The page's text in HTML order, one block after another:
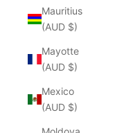
Mauritius
(AUD $)
Mayotte
(AUD $)
Mexico
(AUD $)